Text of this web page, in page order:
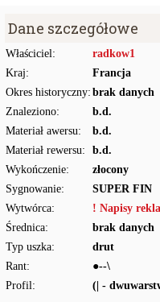
Dane szczegółowe
Właściciel:
radkow1
Kraj:
Francja
Okres historyczny: brak danych
Znaleziono:
b.d.
Materiał awersu:
b.d.
Materiał rewersu:
b.d.
Wykończenie:
złocony
Sygnowanie:
SUPER FIN
Wytwórca:
! Napisy
Średnica:
brak danych
Typ uszka:
drut
Rant:
●--\
Profil:
(| -